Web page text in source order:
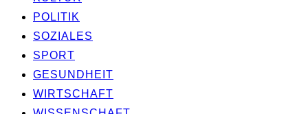
POLI­TIK
SOZIA­LES
SPORT
GESUND­HEIT
WIRT­SCHAFT